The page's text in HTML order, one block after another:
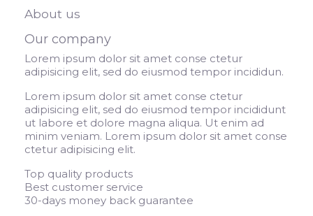
About us
Our company
Lorem ipsum dolor sit amet conse ctetur
adipisicing elit, sed do eiusmod tempor incididun.
Lorem ipsum dolor sit amet conse ctetur
adipisicing elit, sed do eiusmod tempor incididunt
ut labore et dolore magna aliqua. Ut enim ad
minim veniam. Lorem ipsum dolor sit amet conse
ctetur adipisicing elit.
Top quality products
Best customer service
30-days money back guarantee